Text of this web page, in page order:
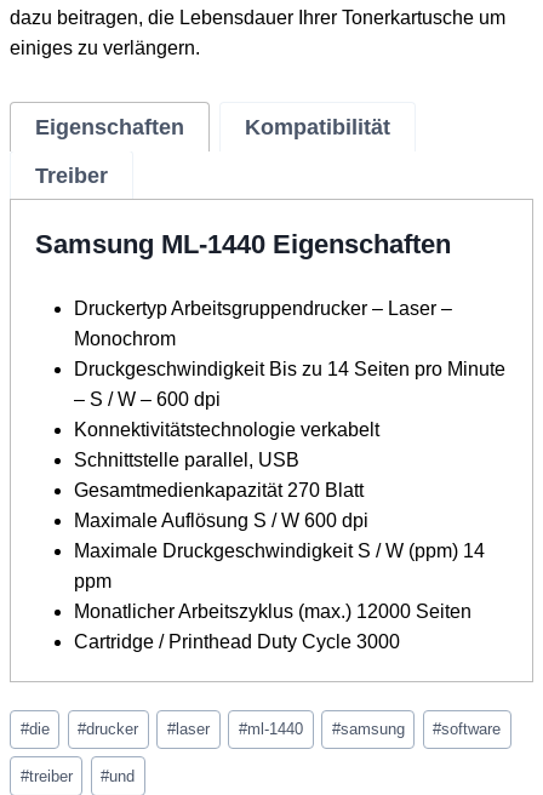
dazu beitragen, die Lebensdauer Ihrer Tonerkartusche um
einiges zu verlängern.
Eigenschaften
Kompatibilität
Treiber
Samsung ML-1440 Eigenschaften
Druckertyp Arbeitsgruppendrucker – Laser –
Monochrom
Druckgeschwindigkeit Bis zu 14 Seiten pro Minute
– S / W – 600 dpi
Konnektivitätstechnologie verkabelt
Schnittstelle parallel, USB
Gesamtmedienkapazität 270 Blatt
Maximale Auflösung S / W 600 dpi
Maximale Druckgeschwindigkeit S / W (ppm) 14
ppm
Monatlicher Arbeitszyklus (max.) 12000 Seiten
Cartridge / Printhead Duty Cycle 3000
Schlagworte:
#die #drucker #laser #ml-1440 #samsung #software
#treiber #und